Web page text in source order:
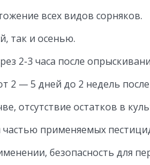
всех видов сорняков.
так и осенью.
2-3 часа после
2 — 5 дней до 2 недель
отсутствие остатков в
применяемых
безопасность для